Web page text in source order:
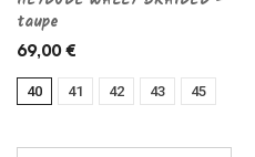
taupe
69,00 €
40 41 42 43 45